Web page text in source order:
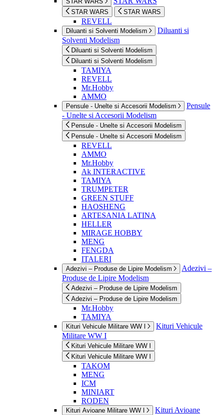
STAR WARS STAR WARS
REVELL
Diluanti si Solventi Modelism
Diluanti si
Solventi Modelism
Diluanti si Solventi Modelism
Diluanti si Solventi Modelism
TAMIYA
REVELL
Mr.Hobby
AMMO
Pensule - Unelte si Accesorii Modelism
Pensule
- Unelte si Accesorii Modelism
Pensule - Unelte si Accesorii Modelism
Pensule - Unelte si Accesorii Modelism
REVELL
AMMO
Mr.Hobby
Ak INTERACTIVE
TAMIYA
TRUMPETER
GREEN STUFF
HAOSHENG
ARTESANIA LATINA
HELLER
MIRAGE HOBBY
MENG
FENGDA
ITALERI
Adezivi – Produse de Lipire Modelism
Adezivi –
Produse de Lipire Modelism
Adezivi – Produse de Lipire Modelism
Adezivi – Produse de Lipire Modelism
Mr.Hobby
TAMIYA
Kituri Vehicule Militare WW I
Kituri Vehicule
Militare WW I
Kituri Vehicule Militare WW I
Kituri Vehicule Militare WW I
TAKOM
MENG
ICM
MINIART
RODEN
Kituri Avioane Militare WW I
Kituri Avioane